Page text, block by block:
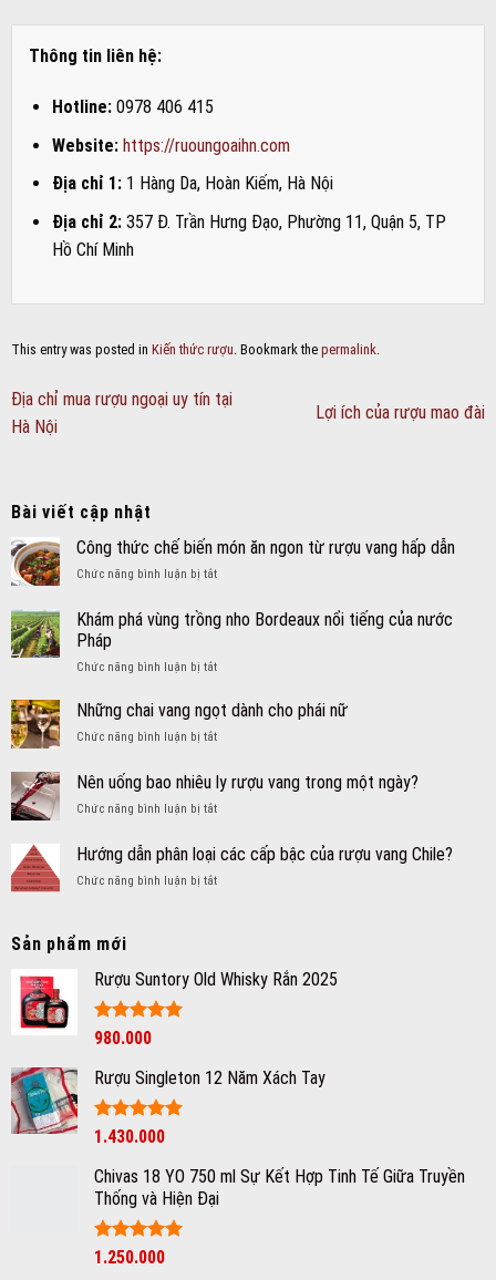
Thông tin liên hệ:
Hotline:0978 406 415
Website: https://ruoungoaihn.com
Địa chỉ 1:1 Hàng Da, Hoàn Kiếm, Hà Nội
Địa chỉ 2:357 Đ. Trần Hưng Đạo, Phường 11, Quận 5, TP
Hồ Chí Minh
This entry was posted in Kiến thức rượu. Bookmark the permalink.
Địa chỉ mua rượu ngoại uy tín tại
Hà Nội
Lợi ích của rượu mao đài
Bài viết cập nhật
Công thức chế biến món ăn ngon từ rượu vang hấp dẫn
Chức năng bình luận bị tắtở
thức
chế
món
ngon
từ
rượu
hấp
Khám phá vùng trồng nho Bordeaux nổi tiếng của nước
Pháp
Chức năng bình luận bị tắtở
phá
vùng
trồng
Bordeaux
tiếng
nước
Những chai vang ngọt dành cho phái nữ
Chức năng bình luận bị tắtở
chai
vang
ngọt
cho
nữ
Nên uống bao nhiêu ly rượu vang trong một ngày?
Chức năng bình luận bị tắtở
uống
bao
nhiêu
một
Hướng dẫn phân loại các cấp bậc của rượu vang Chile?
Chức năng bình luận bị tắtở
các
vang
Chile?
Sản phẩm mới
Rượu Suntory Old Whisky Rắn 2025
Được xếp
sao
980.000
Rượu Singleton 12 Năm Xách Tay
Được xếp
sao
1.430.000
Chivas 18 YO 750 ml Sự Kết Hợp Tinh Tế Giữa Truyền
Thống và Hiện Đại
Được xếp
1.250.000